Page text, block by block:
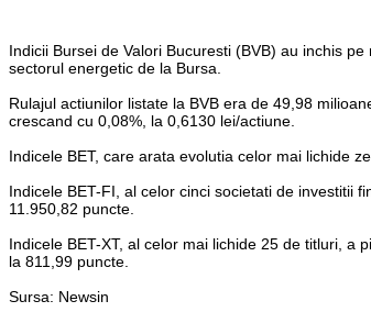
Indicii Bursei de Valori Bucuresti (BVB) au inchis
sectorul energetic de la Bursa.
Rulajul actiunilor listate la BVB era de 49,98
crescand cu 0,08%, la 0,6130 lei/actiune.
Indicele BET, care arata evolutia celor mai lichide
Indicele BET-FI, al celor cinci societati de investitii
11.950,82 puncte.
Indicele BET-XT, al celor mai lichide 25 de titluri, a
la 811,99 puncte.
Sursa: Newsin